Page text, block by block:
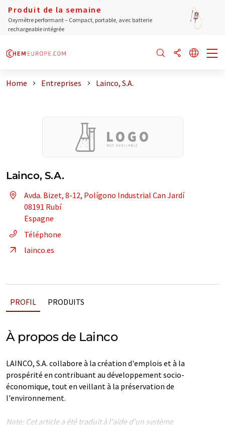
Produit de la semaine
Oxymètre performant – Compact, portable, avec batterie
rechargeable intégrée
Home Entreprises Lainco, S.A.
Lainco, S.A.
Avda. Bizet, 8-12, Polígono Industrial Can Jardí
08191 Rubí
Espagne
Téléphone
lainco.es
PROFIL PRODUITS
À propos de Lainco
LAINCO, S.A. collabore à la création d'emplois et à la
prospérité en contribuant au développement socio-
économique, tout en veillant à la préservation de
l'environnement.
Note: Cet article a été traduit à l'aide d'un système